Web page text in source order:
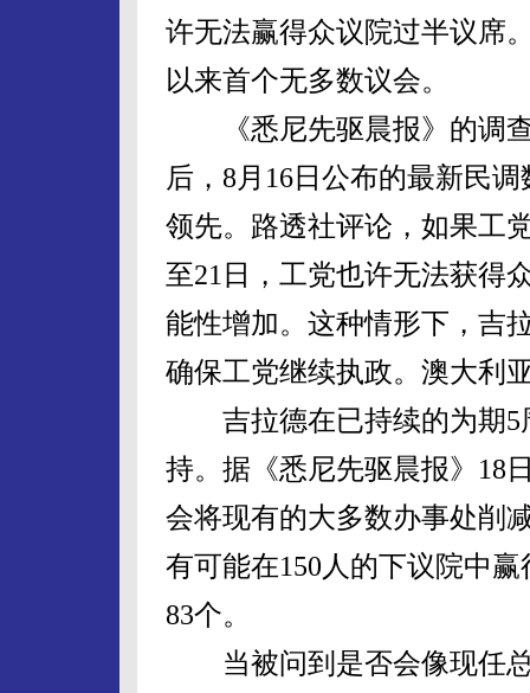
许无法赢得众议院过半议席
以来首个无多数议会。
《悉尼先驱晨报》的调查
后，8月16日公布的最新民
领先。路透社评论，如果工
至21日，工党也许无法获得
能性增加。这种情形下，吉
确保工党继续执政。澳大利
吉拉德在已持续的为期5
持。据《悉尼先驱晨报》18
会将现有的大多数办事处削
有可能在150人的下议院中
83个。
当被问到是否会像现任总